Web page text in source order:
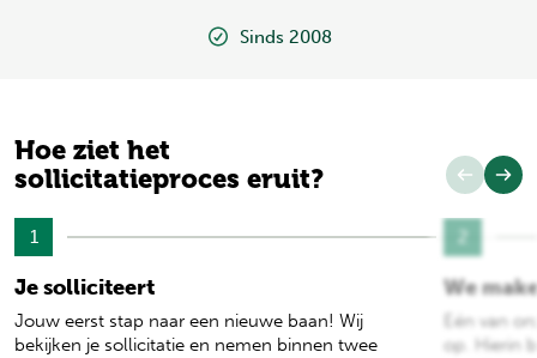
Sinds 2008
Hoe ziet het
sollicitatieproces eruit?
1
Je solliciteert
Jouw eerst stap naar een nieuwe baan! Wij
bekijken je sollicitatie en nemen binnen twee
We
Eén van
op. Hierin